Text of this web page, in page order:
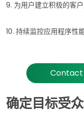
9. 为用户建立积极的客
10. 持续监控应用程序性
Contact
确定目标受